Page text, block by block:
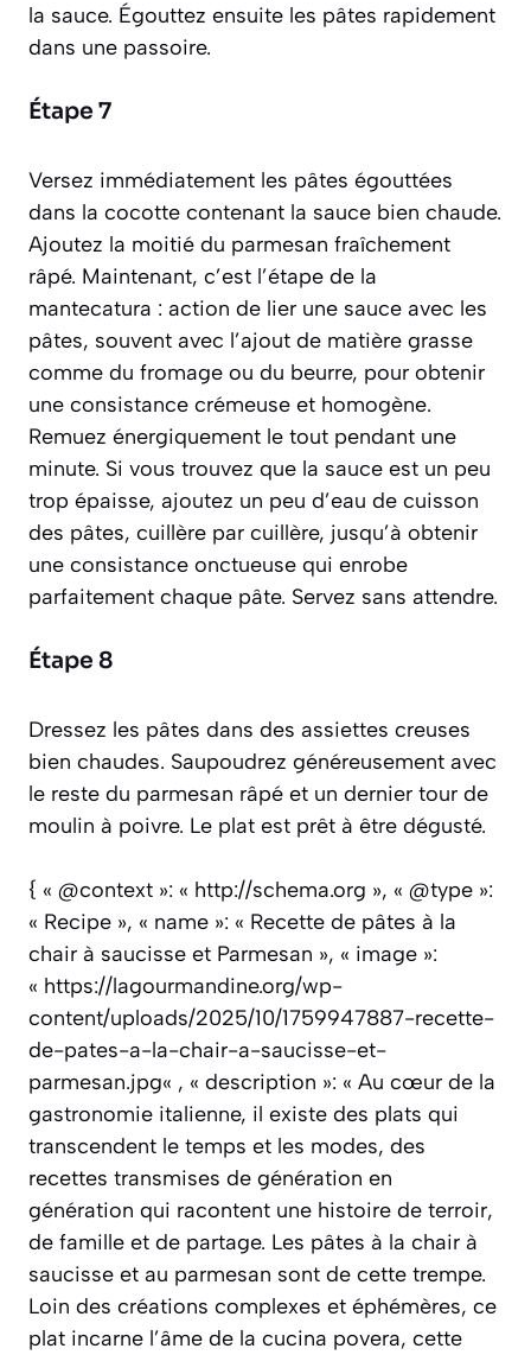
la sauce. Égouttez ensuite les pâtes rapidement
dans une passoire.
Étape 7
Versez immédiatement les pâtes égouttées
dans la cocotte contenant la sauce bien chaude.
Ajoutez la moitié du parmesan fraîchement
râpé. Maintenant, c’est l’étape de la
mantecatura : action de lier une sauce avec les
pâtes, souvent avec l’ajout de matière grasse
comme du fromage ou du beurre, pour obtenir
une consistance crémeuse et homogène.
Remuez énergiquement le tout pendant une
minute. Si vous trouvez que la sauce est un peu
trop épaisse, ajoutez un peu d’eau de cuisson
des pâtes, cuillère par cuillère, jusqu’à obtenir
une consistance onctueuse qui enrobe
parfaitement chaque pâte. Servez sans attendre.
Étape 8
Dressez les pâtes dans des assiettes creuses
bien chaudes. Saupoudrez généreusement avec
le reste du parmesan râpé et un dernier tour de
moulin à poivre. Le plat est prêt à être dégusté.
{ « @context »: « http://schema.org », « @type »:
« Recipe », « name »: « Recette de pâtes à la
chair à saucisse et Parmesan », « image »:
« https://lagourmandine.org/wp-
content/uploads/2025/10/1759947887-recette-
de-pates-a-la-chair-a-saucisse-et-
parmesan.jpg« , « description »: « Au cœur de la
gastronomie italienne, il existe des plats qui
transcendent le temps et les modes, des
recettes transmises de génération en
génération qui racontent une histoire de terroir,
de famille et de partage. Les pâtes à la chair à
saucisse et au parmesan sont de cette trempe.
Loin des créations complexes et éphémères, ce
plat incarne l’âme de la cucina povera, cette